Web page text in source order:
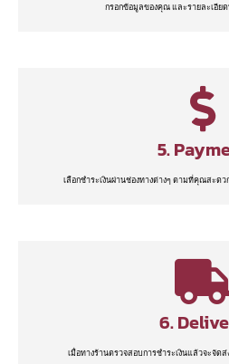
กรอกข้อมูลของคุณ และรายละเอีย
5.
เลือกชำระเงินผ่านช่องทางต่างๆ ตามที่คุณสะดว
6.
เมื่อทางร้านตรวจสอบการชำระเงินแล้วจะจัด